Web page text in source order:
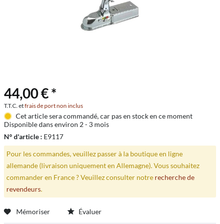
44,00 € *
T.T.C. etfrais de port non inclus
Cet article sera commandé, car pas en stock en ce moment
Disponible dans environ 2 - 3 mois
N° d'article : E9117
Pour les commandes, veuillez passer à la boutique en ligne
allemande (livraison uniquement en Allemagne). Vous souhaitez
commander en France ? Veuillez consulter notre recherche de
revendeurs.
Mémoriser Évaluer